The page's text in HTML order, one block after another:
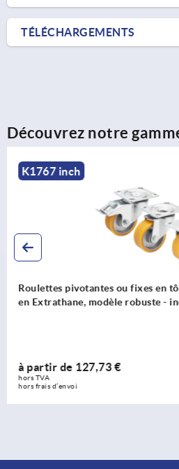
TÉLÉCHARGEMENTS
Découvrez notre
K2592 inch
Roulettes pivotantes ou fixes
en caoutchouc plein élastique,
à partir de201,80 €
hors TVA
hors frais d’envoi